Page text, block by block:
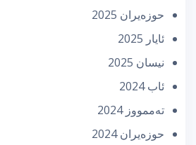
حوزه‌یران 2025
ئایار 2025
نیسان 2025
ئاب 2024
تەممووز 2024
حوزه‌یران 2024